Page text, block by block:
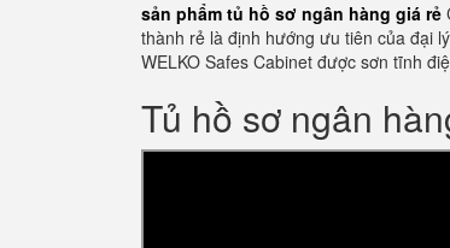
sản phẩm tủ hồ sơ ngân hàng giá rẻ
thành rẻ là định hướng ưu tiên của đại
WELKO Safes Cabinet được sơn tĩnh
Tủ hồ sơ ngân